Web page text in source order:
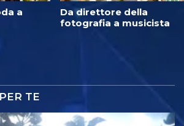
a
Da direttore della
fotografia a musicista
PER TE